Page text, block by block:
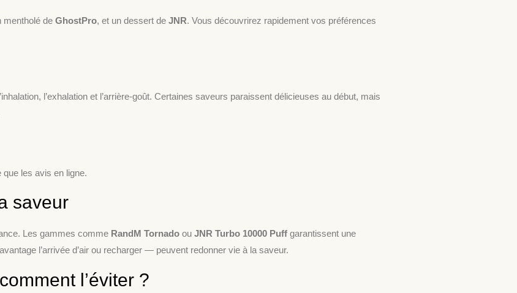
mentholé de GhostPro, et un dessert de JNR. Vous découvrirez rapidement vos préférences
l’exhalation et l’arrière-goût. Certaines saveurs paraissent délicieuses au début, mais
les avis en ligne.
saveur
Les gammes comme RandM Tornado ou JNR Turbo 10000 Puff garantissent une
l’arrivée d’air ou recharger — peuvent redonner vie à la saveur.
l’éviter ?